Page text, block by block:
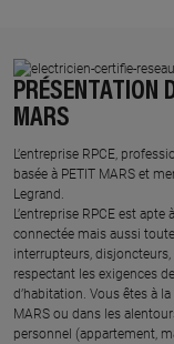
PRÉSENTATION
MARS
L’entreprise RPCE,
basée à PETIT MARS et
Legrand.​
L’entreprise RPCE est
connectée mais aussi
interrupteurs,
respectant les exigences
d’habitation. Vous êtes à
MARS ou dans les
personnel (appartement,